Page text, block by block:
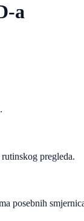
a
pregleda.
posebnih